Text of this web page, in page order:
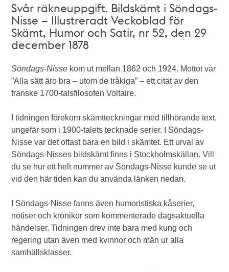
Svår räkneuppgift. Bildskämt i Söndags-
Nisse – Illustreradt Veckoblad för
Skämt, Humor och Satir, nr 52, den 29
december 1878
Söndags-Nisse kom ut mellan 1862 och 1924. Mottot var
”Alla sätt äro bra – utom de tråkiga” – ett citat av den
franske 1700-talsfilosofen Voltaire.
I tidningen förekom skämtteckningar med tillhörande text,
ungefär som i 1900-talets tecknade serier. I Söndags-
Nisse var det oftast bara en bild i skämtet. Ett urval av
Söndags-Nisses bildskämt finns i Stockholmskällan. Vill
du se hur ett helt nummer av Söndags-Nisse kunde se ut
vid den här tiden kan du använda länken nedan.
I Söndags-Nisse fanns även humoristiska kåserier,
notiser och krönikor som kommenterade dagsaktuella
händelser. Tidningen drev inte bara med kung och
regering utan även med kvinnor och män ur alla
samhällsklasser.